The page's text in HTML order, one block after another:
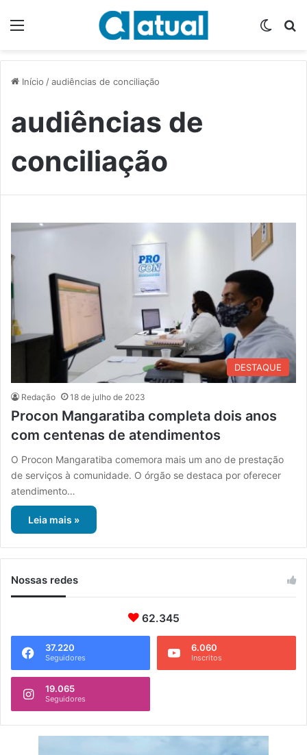
Início /audiências de conciliação
audiências de
conciliação
DESTAQUE
Redação 18 de julho de 2023
Procon Mangaratiba completa dois anos
com centenas de atendimentos
O Procon Mangaratiba comemora mais um ano de prestação
de serviços à comunidade. O órgão se destaca por oferecer
atendimento…
Leia mais »
Nossas redes
62.345
37.220
Seguidores
6.060
Inscritos
19.065
Seguidores